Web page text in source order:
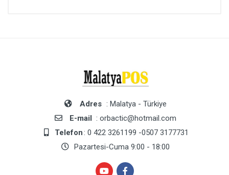
Adres : Malatya - Türkiye
E-mail : orbactic@hotmail.com
Telefon: 0 422 3261199 -0507 3177731
Pazartesi-Cuma 9:00 - 18:00